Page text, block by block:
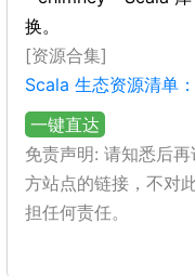
换。
[资源合集]
Scala 生态资源清单
一键直达
免责声明: 请知悉后
方站点的链接，不对
担任何责任。